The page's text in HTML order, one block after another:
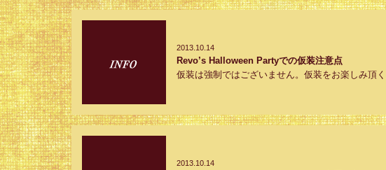
2013.10.14
Revo’s Halloween Partyでの仮装注意点
仮装は強制ではございません。仮装をお楽しみ頂
2013.10.14